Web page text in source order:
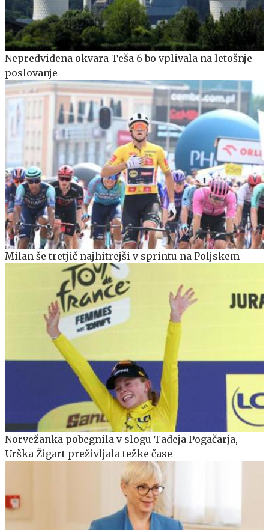
Nepredvidena okvara Teša 6 bo vplivala na letošnje
poslovanje
Milan še tretjič najhitrejši v sprintu na Poljskem
Norvežanka pobegnila v slogu Tadeja Pogačarja,
Urška Žigart preživljala težke čase